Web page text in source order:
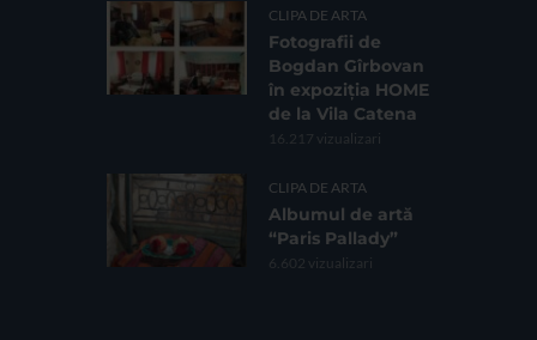
CLIPA DE ARTA
Fotografii de
Bogdan Gîrbovan
în expoziția HOME
de la Vila Catena
16.217 vizualizari
CLIPA DE ARTA
Albumul de artă
“Paris Pallady”
6.602 vizualizari